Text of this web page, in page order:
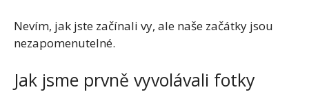
Nevím, jak jste začínali vy, ale naše začátky jsou
nezapomenutelné.
Jak jsme prvně vyvolávali fotky